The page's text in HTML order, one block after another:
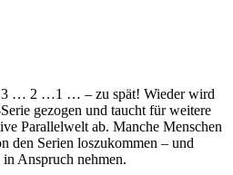
3 … 2 …1 … – zu spät! Wieder wird
gezogen und taucht für weitere
Parallelwelt ab. Manche Menschen
den Serien loszukommen – und
Anspruch nehmen.